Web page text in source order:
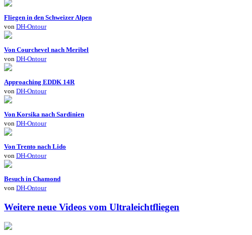
Fliegen in den Schweizer Alpen
von DH-Ontour
Von Courchevel nach Meribel
von DH-Ontour
Approaching EDDK 14R
von DH-Ontour
Von Korsika nach Sardinien
von DH-Ontour
Von Trento nach Lido
von DH-Ontour
Besuch in Chamond
von DH-Ontour
Weitere neue Videos vom Ultraleichtfliegen